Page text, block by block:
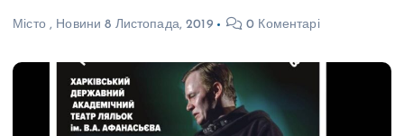
Місто, Новини 8 Листопада, 2019 0 Коментарі